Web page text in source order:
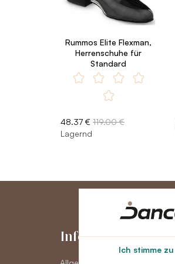
Ich stimme zu
Rummos Elite Flexman,
Herrenschuhe für
Standard
48.37 € 119.00 €
Lagernd
Informationen